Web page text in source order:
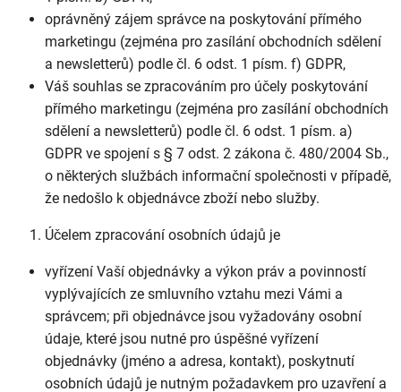
oprávněný zájem správce na poskytování přímého
marketingu (zejména pro zasílání obchodních sdělení
a newsletterů) podle čl. 6 odst. 1 písm. f) GDPR,
Váš souhlas se zpracováním pro účely poskytování
přímého marketingu (zejména pro zasílání obchodních
sdělení a newsletterů) podle čl. 6 odst. 1 písm. a)
GDPR ve spojení s § 7 odst. 2 zákona č. 480/2004 Sb.,
o některých službách informační společnosti v případě,
že nedošlo k objednávce zboží nebo služby.
Účelem zpracování osobních údajů je
vyřízení Vaší objednávky a výkon práv a povinností
vyplývajících ze smluvního vztahu mezi Vámi a
správcem; při objednávce jsou vyžadovány osobní
údaje, které jsou nutné pro úspěšné vyřízení
objednávky (jméno a adresa, kontakt), poskytnutí
osobních údajů je nutným požadavkem pro uzavření a